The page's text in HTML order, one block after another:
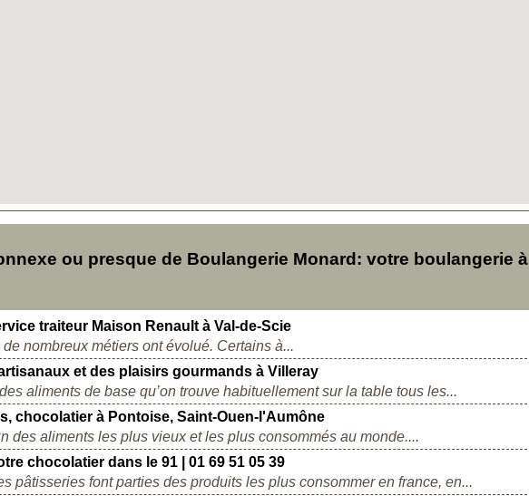
ou presque de Boulangerie Monard: votre boulangerie à
traiteur Maison Renault à Val-de-Scie
nombreux métiers ont évolué. Certains à...
et des plaisirs gourmands à Villeray
aliments de base qu’on trouve habituellement sur la table tous les...
chocolatier à Pontoise, Saint-Ouen-l'Aumône
des aliments les plus vieux et les plus consommés au monde....
chocolatier dans le 91 | 01 69 51 05 39
pâtisseries font parties des produits les plus consommer en france, en...